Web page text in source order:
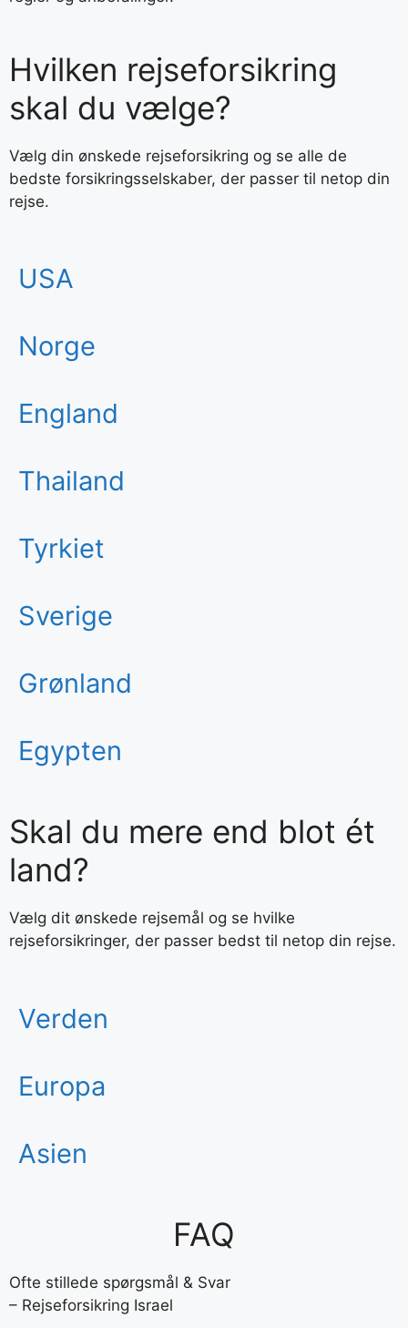
Hvilken rejseforsikring
skal du vælge?
Vælg din ønskede rejseforsikring og se alle de
bedste forsikringsselskaber, der passer til netop din
rejse.
USA
Norge
England
Thailand
Tyrkiet
Sverige
Grønland
Egypten
Skal du mere end blot ét
land?
Vælg dit ønskede rejsemål og se hvilke
rejseforsikringer, der passer bedst til netop din rejse.
Verden
Europa
Asien
FAQ
Ofte stillede spørgsmål & Svar
– Rejseforsikring Israel